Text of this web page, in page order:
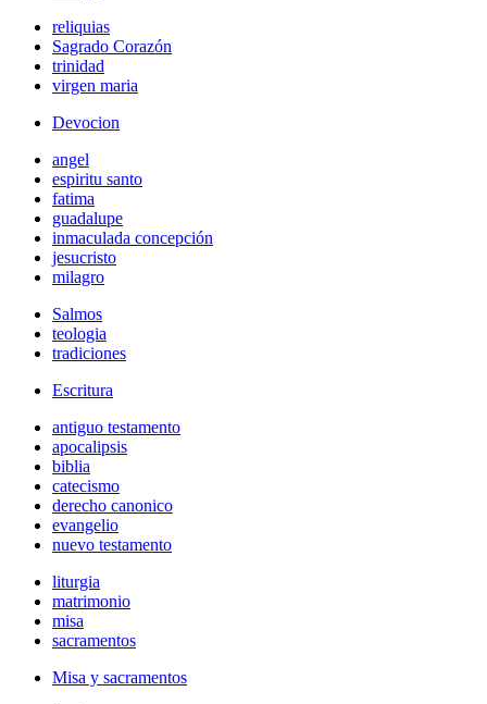
reliquias
Sagrado Corazón
trinidad
virgen maria
Devocion
angel
espiritu santo
fatima
guadalupe
inmaculada concepción
jesucristo
milagro
Salmos
teologia
tradiciones
Escritura
antiguo testamento
apocalipsis
biblia
catecismo
derecho canonico
evangelio
nuevo testamento
liturgia
matrimonio
misa
sacramentos
Misa y sacramentos